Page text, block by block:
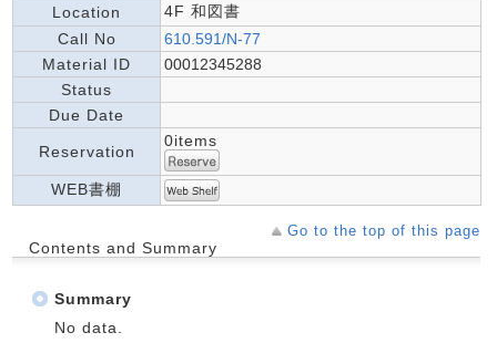
Location
4F 和図書
Call No
610.591/N-77
Material ID
00012345288
Status
Due Date
Reservation
0items
WEB書棚
Go to the top of this page
Contents and Summary
Summary
No data.